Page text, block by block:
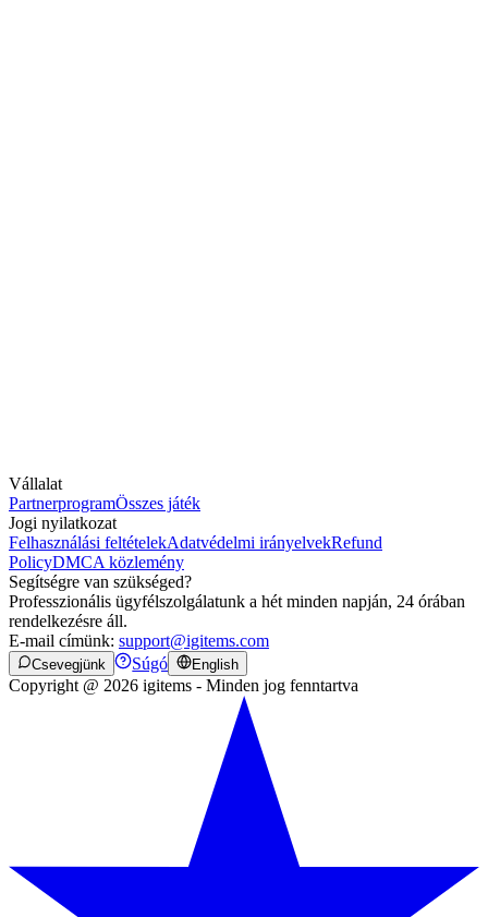
Vállalat
PartnerprogramÖsszes játék
Jogi nyilatkozat
Felhasználási feltételekAdatvédelmi irányelvekRefund
PolicyDMCA közlemény
Segítségre van szükséged?
Professzionális ügyfélszolgálatunk a hét minden napján, 24 órában
rendelkezésre áll.
E-mail címünk: support@igitems.com
Csevegjünk Súgó English
Copyright @ 2026 igitems - Minden jog fenntartva